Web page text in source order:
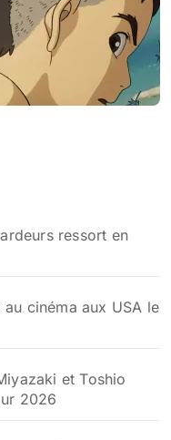
ressort en
cinéma aux USA le
et Toshio
2026